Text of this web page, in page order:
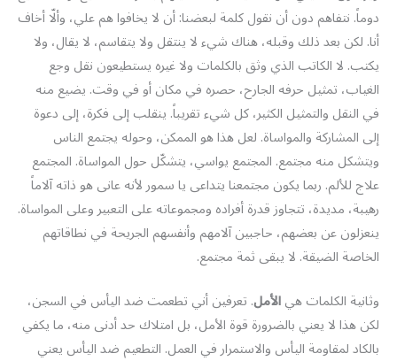
دوماً. نتفاهم دون أن نقول كلمة لبعضنا: أن لا يخافوا هم علي، وألّا أخاف
أنا. لكن بعد ذلك وقبله، هناك شيء لا ينتقل ولا يتقاسم، لا يقال، ولا
يكتب. لا الكاتب الذي وثق بالكلمات ولا غيره يستطيعون نقل وجع
الغياب، تمثيل حرفه الجارح، حصره في مكان أو في وقت. يضيع منه
في النقل والتمثيل الكثير، كل شيء تقريباً. ينقلب إلى فكرة، إلى دعوة
إلى المشاركة والمواساة. لعل هذا هو الممكن، وحوله يجتمع الناس
ويتشكل منه مجتمع. المجتمع يواسي، يتشكّل حول المواساة. المجتمع
علاج للألم. ربما يكون مجتمعنا يتداعى يا سمور لأنه عانى هو ذاته آلاماً
رهيبة، مديدة، تتجاوز قدرة أفراده ومجموعاته على التعبير وعلى المواساة.
ينعزلون عن بعضهم، حاجبين آلامهم وأنفسهم الجريحة في نطاقاتهم
الخاصة الضيقة. لا يبقى ثمة مجتمع.
وثانية الكلمات هيالأمل. تعرفين أني تطعمت ضد اليأس في السجن،
لكن هذا لا يعني بالضرورة قوة الأمل، بل امتلاك حد أدنى منه، ما يكفي
بالكاد لمقاومة اليأس والاستمرار في العمل. التطعيم ضد اليأس يعني